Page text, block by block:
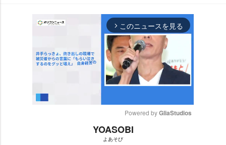
arrow_forward_ios このニュースを見る
Powered by GliaStudios
YOASOBI
よあそび